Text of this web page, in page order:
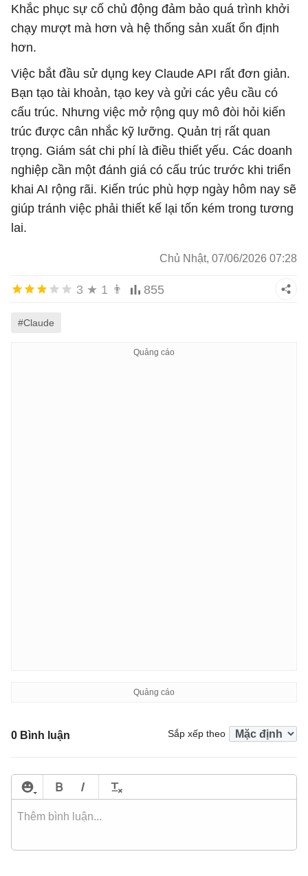
Khắc phục sự cố chủ động đảm bảo quá trình khởi
chạy mượt mà hơn và hệ thống sản xuất ổn định
hơn.
Việc bắt đầu sử dụng key Claude API rất đơn giản.
Bạn tạo tài khoản, tạo key và gửi các yêu cầu có
cấu trúc. Nhưng việc mở rộng quy mô đòi hỏi kiến ​​
trúc được cân nhắc kỹ lưỡng. Quản trị rất quan
trọng. Giám sát chi phí là điều thiết yếu. Các doanh
nghiệp cần một đánh giá có cấu trúc trước khi triển
khai AI rộng rãi. Kiến trúc phù hợp ngày hôm nay sẽ
giúp tránh việc phải thiết kế lại tốn kém trong tương
lai.
Chủ Nhật, 07/06/2026 07:28
3 ★ 1 👨 855
#Claude
0 Bình luận Sắp xếp theo